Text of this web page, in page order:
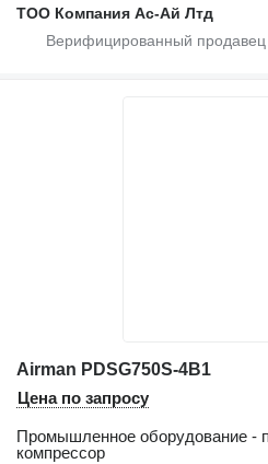
ТОО Компания Ас-Ай Лтд
Airman PDSG750S-4B1
Цена по запросу
Промышленное оборудование -
компрессор